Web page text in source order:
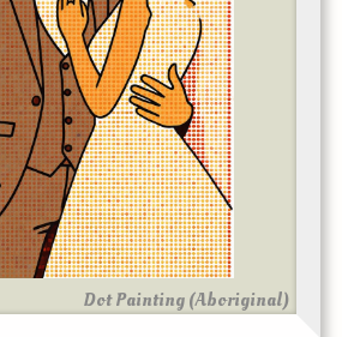
Dot Painting (Aboriginal)